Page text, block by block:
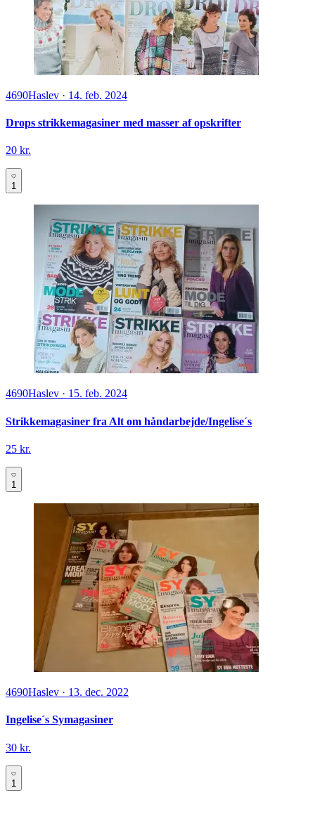
4690Haslev · 14. feb. 2024
Drops strikkemagasiner med masser af opskrifter
20 kr.
1
4690Haslev · 15. feb. 2024
Strikkemagasiner fra Alt om håndarbejde/Ingelise´s
25 kr.
1
4690Haslev · 13. dec. 2022
Ingelise´s Symagasiner
30 kr.
1